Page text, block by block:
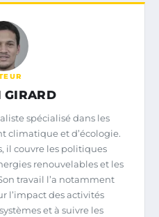
GIRARD
spécialisé dans les
climatique et d’écologie.
il couvre les politiques
renouvelables et les
travail l’a notamment
l’impact des activités
et à suivre les